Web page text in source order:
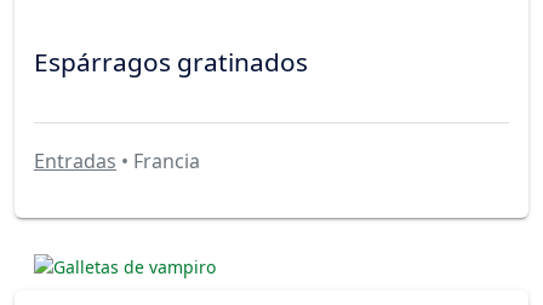
Espárragos gratinados
Entradas • Francia